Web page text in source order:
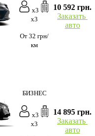
x3
x3
От 32 грн/
км
10 592 грн.
Заказать
авто
БИЗНЕС
x3
x3
14 895 грн.
Заказать
авто